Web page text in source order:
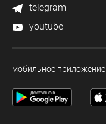
telegram
youtube
мобильное приложение